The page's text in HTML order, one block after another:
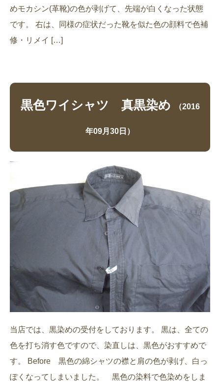
めモカシン(革靴)の色が剥げて、先端が白くなった状態
です。 右は、同様の症状だった靴を似た色の顔料で色補
修・リメイ […]
黒色ワイシャツ 真黒染め （2016
年09月30日）
当店では、黒染めの受付をしております。 黒は、全ての
色を打ち消す色ですので、染直しは、黒色がおすすめで
す。 Before 黒色の綿シャツの襟と肩の色が剥げ、白っ
ぽくなってしまいました。 黒色の染料で色染めをしま